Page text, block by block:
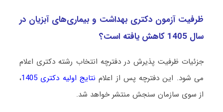
ظرفیت آزمون دکتری ﺑﻬﺪاﺷﺖ و ﺑﻴﻤﺎریﻫﺎی آﺑﺰﻳﺎن در
سال 1405 کاهش یافته است؟
جزئیات ظرفیت پذیرش در دفترچه انتخاب رشته دکتری اعلام
می شود. این دفترچه پس از اعلام نتایج اولیه دکتری 1405
،
از سوی سازمان سنجش منتشر خواهد شد.